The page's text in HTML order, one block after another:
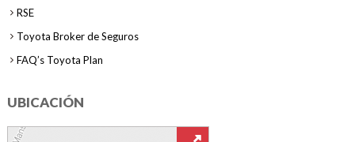
RSE
Toyota Broker de Seguros
FAQ’s Toyota Plan
UBICACIÓN